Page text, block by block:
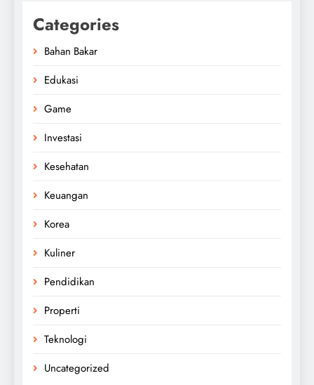
Categories
Bahan Bakar
Edukasi
Game
Investasi
Kesehatan
Keuangan
Korea
Kuliner
Pendidikan
Properti
Teknologi
Uncategorized